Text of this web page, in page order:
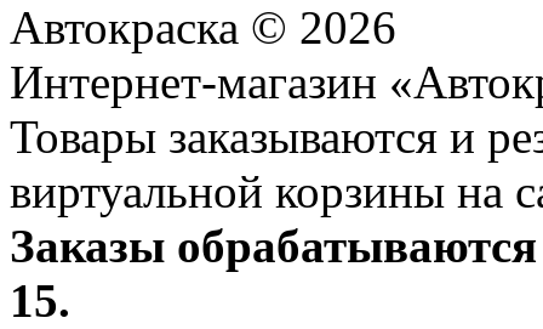
Автокраска © 2026
Интернет-магазин
Товары заказываются и
виртуальной корзины на
Заказы
15.